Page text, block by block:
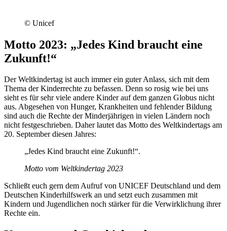
© Unicef
Motto 2023: „Jedes Kind braucht eine
Zukunft!“
Der Weltkindertag ist auch immer ein guter Anlass, sich mit dem
Thema der Kinderrechte zu befassen. Denn so rosig wie bei uns
sieht es für sehr viele andere Kinder auf dem ganzen Globus nicht
aus. Abgesehen von Hunger, Krankheiten und fehlender Bildung
sind auch die Rechte der Minderjährigen in vielen Ländern noch
nicht festgeschrieben. Daher lautet das Motto des Weltkindertags am
20. September diesen Jahres:
„Jedes Kind braucht eine Zukunft!“.
Motto vom Weltkindertag 2023
Schließt euch gern dem Aufruf von UNICEF Deutschland und dem
Deutschen Kinderhilfswerk an und setzt euch zusammen mit
Kindern und Jugendlichen noch stärker für die Verwirklichung ihrer
Rechte ein.